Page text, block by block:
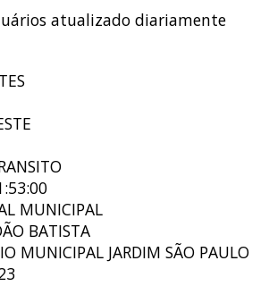
atualizado diariamente
MUNICIPAL
BATISTA
MUNICIPAL JARDIM SÃO PAULO